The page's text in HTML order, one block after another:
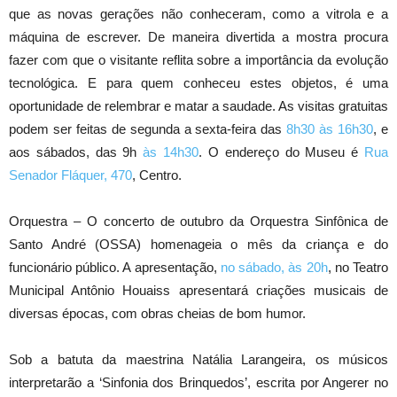
que as novas gerações não conheceram, como a vitrola e a
máquina de escrever. De maneira divertida a mostra procura
fazer com que o visitante reflita sobre a importância da evolução
tecnológica. E para quem conheceu estes objetos, é uma
oportunidade de relembrar e matar a saudade. As visitas gratuitas
podem ser feitas de segunda a sexta-feira das8h30 às 16h30, e
aos sábados, das 9hàs 14h30. O endereço do Museu é Rua
Senador Fláquer, 470, Centro.
Orquestra – O concerto de outubro da Orquestra Sinfônica de
Santo André (OSSA) homenageia o mês da criança e do
funcionário público. A apresentação, no sábado, às 20h, no Teatro
Municipal Antônio Houaiss apresentará criações musicais de
diversas épocas, com obras cheias de bom humor.
Sob a batuta da maestrina Natália Larangeira, os músicos
interpretarão a ‘Sinfonia dos Brinquedos’, escrita por Angerer no